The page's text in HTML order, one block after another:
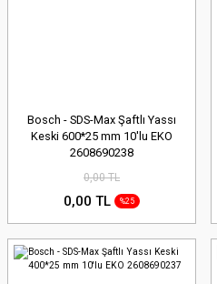
Bosch - SDS-Max Şaftlı Yassı
Keski 600*25 mm 10'lu EKO
2608690238
0,00 TL
0,00 TL %25